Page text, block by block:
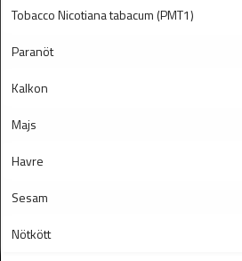
Tobacco Nicotiana tabacum (PMT1)
Paranöt
Kalkon
Majs
Havre
Sesam
Nötkött